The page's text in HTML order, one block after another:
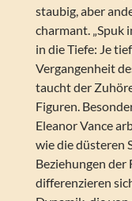
staubig, aber
charmant. „Spuk
in die Tiefe: Je
Vergangenheit
taucht der
Figuren.
Eleanor Vance
wie die düsteren
Beziehungen
differenzieren